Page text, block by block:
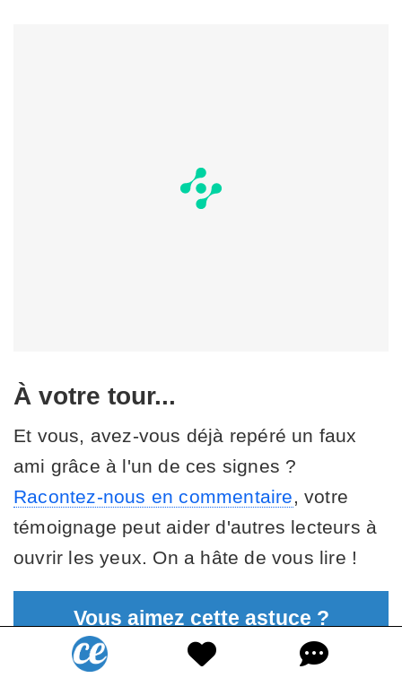
À votre tour...
Et vous, avez-vous déjà repéré un faux
ami grâce à l'un de ces signes ?
Racontez-nous en commentaire , votre
témoignage peut aider d'autres lecteurs à
ouvrir les yeux. On a hâte de vous lire !
Vous aimez cette astuce ?
Recevez les meilleures
chaque matin.
C'est gratuit.